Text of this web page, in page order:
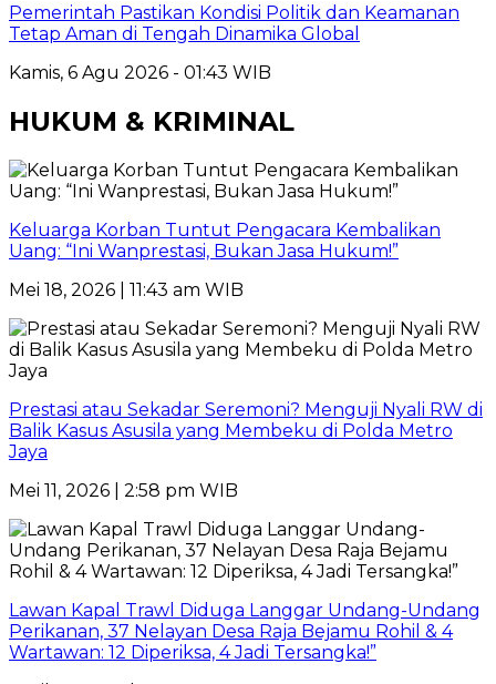
Pemerintah Pastikan Kondisi Politik dan Keamanan
Tetap Aman di Tengah Dinamika Global
Kamis, 6 Agu 2026 - 01:43 WIB
HUKUM & KRIMINAL
Keluarga Korban Tuntut Pengacara Kembalikan
Uang: “Ini Wanprestasi, Bukan Jasa Hukum!”
Mei 18, 2026 | 11:43 am WIB
Prestasi atau Sekadar Seremoni? Menguji Nyali RW di
Balik Kasus Asusila yang Membeku di Polda Metro
Jaya
Mei 11, 2026 | 2:58 pm WIB
Lawan Kapal Trawl Diduga Langgar Undang-Undang
Perikanan, 37 Nelayan Desa Raja Bejamu Rohil & 4
Wartawan: 12 Diperiksa, 4 Jadi Tersangka!”